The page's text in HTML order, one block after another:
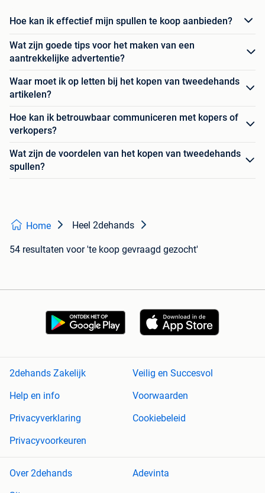
Hoe kan ik effectief mijn spullen te koop aanbieden?
Wat zijn goede tips voor het maken van een
aantrekkelijke advertentie?
Waar moet ik op letten bij het kopen van tweedehands
artikelen?
Hoe kan ik betrouwbaar communiceren met kopers of
verkopers?
Wat zijn de voordelen van het kopen van tweedehands
spullen?
Home Heel 2dehands
54 resultaten voor 'te koop gevraagd gezocht'
2dehands Zakelijk
Veilig en Succesvol
Help en info
Voorwaarden
Privacyverklaring
Cookiebeleid
Privacyvoorkeuren
Over 2dehands
Adevinta